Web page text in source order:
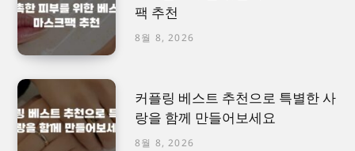
팩 추천
8월 8, 2026
커플링 베스트 추천으로 특별한 사
랑을 함께 만들어보세요
8월 8, 2026